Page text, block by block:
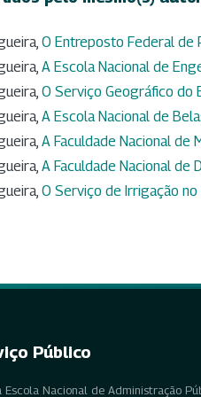
O Entreposto Federal de
A Escola Nacional de
O Serviço Geográfico do
A Escola Nacional de
A Faculdade Nacional de
A Faculdade Nacional de
O Serviço de Irrigação no
Público
Nacional de Administração